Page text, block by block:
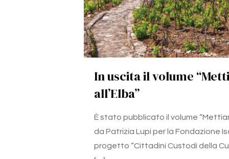
In uscita il volume
all’Elba”
È stato pubblicato il volume
da Patrizia Lupi per la Fondazione
progetto “Cittadini Custodi della